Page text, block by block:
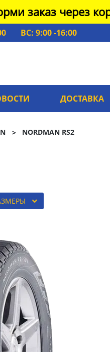
заказ через
ВС: 9:00 -16:00
ДОСТАВКА
NORDMAN RS2